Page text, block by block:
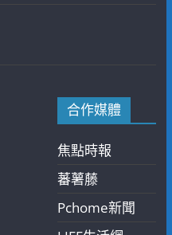
合作媒體
焦點時報
蕃薯藤
Pchome新聞